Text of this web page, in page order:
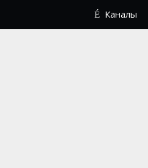
Каналы